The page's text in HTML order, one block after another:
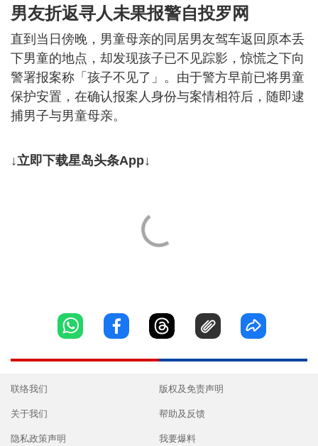
男友折返寻人未果报警自投罗网
直到当日傍晚，男童母亲的同居男友驾车返回原本丢
下男童的地点，却发现孩子已不见踪影，惊慌之下向
警署报案称「孩子不见了」。由于警方早前已将男童
保护安置，在确认报案人身份与案情相符后，随即逮
捕男子与男童母亲。
↓立即下载星岛头条App↓
联络我们
关于我们
隐私政策声明
版权及免责声明
帮助及反馈
我要爆料